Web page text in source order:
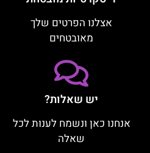
אצלנו הפרטים שלך
מאובטחים
יש שאלות?
אנחנו כאן ונשמח לענות לכל
שאלה